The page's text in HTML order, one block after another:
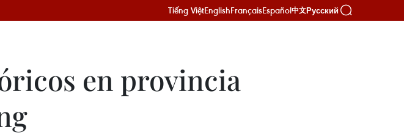
Tiếng ViệtEnglishFrançaisEspañol中文Русский
en provincia